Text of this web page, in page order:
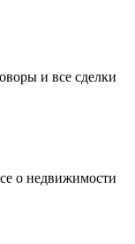
и все сделки
о недвижимости